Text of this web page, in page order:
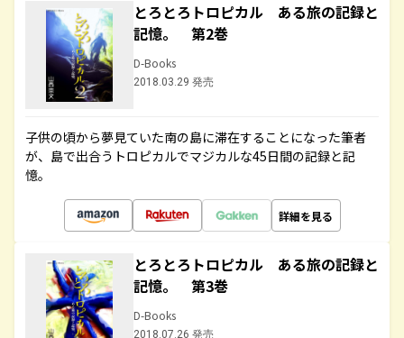
とろとろトロピカル ある旅の記録と
記憶。 第2巻
D-Books
2018.03.29 発売
子供の頃から夢見ていた南の島に滞在することになった筆者
が、島で出合うトロピカルでマジカルな45日間の記録と記
憶。
詳細を見る
とろとろトロピカル ある旅の記録と
記憶。 第3巻
D-Books
2018.07.26 発売